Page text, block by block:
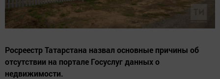
Росреестр Татарстана назвал основные причины об
отсутствии на портале Госуслуг данных о
недвижимости.